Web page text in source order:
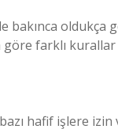
bakınca oldukça
göre farklı
hafif işlere